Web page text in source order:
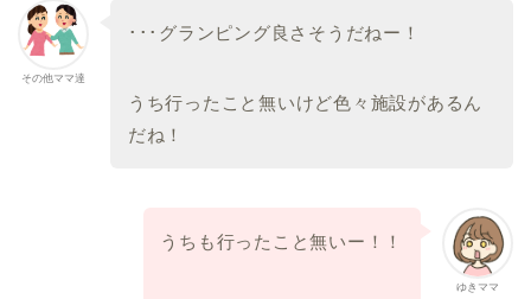
その他ママ達
･･･グランピング良さそうだねー！
うち行ったこと無いけど色々施設があるん
だね！
ゆきママ
うちも行ったこと無いー！！